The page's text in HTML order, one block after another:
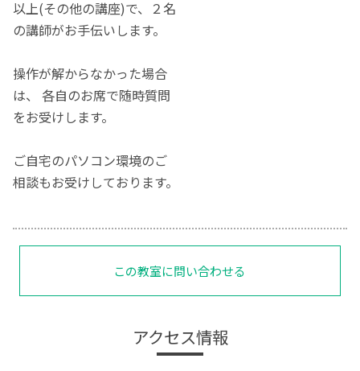
以上(その他の講座)で、２名
の講師がお手伝いします。
操作が解からなかった場合
は、 各自のお席で随時質問
をお受けします。
ご自宅のパソコン環境のご
相談もお受けしております。
この教室に問い合わせる
アクセス情報